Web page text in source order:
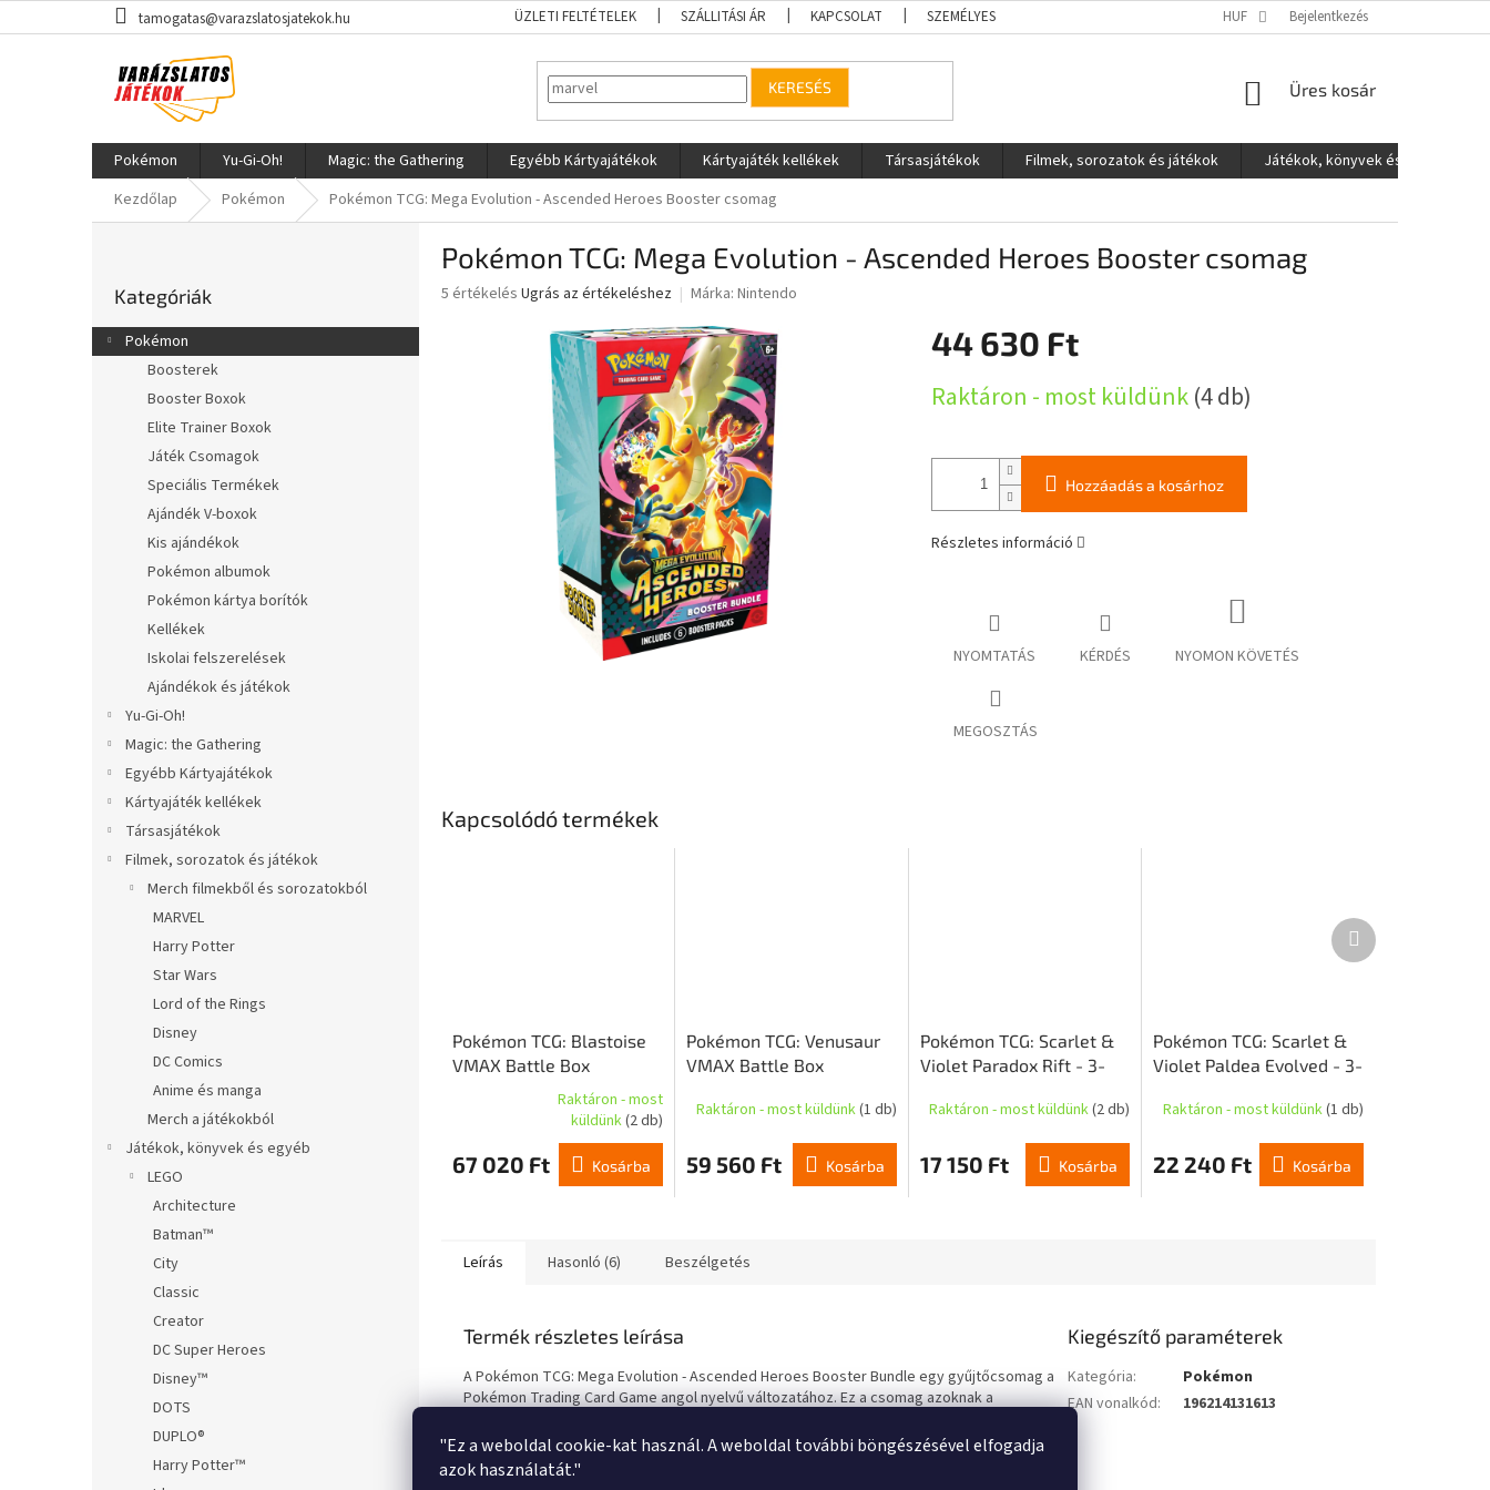
"Ez a weboldal cookie-kat használ. A weboldal további böngészésével elfogadja
azok használatát."
a
tamogatas@varazslatosjatekok.hu ÜZLETI FELTÉTELEK SZÁLLITÁSI ÁR KAPCSOLAT SZEMÉLYES ADATOK VÉDELME HUF Bejelentkezés
KERESÉS KOSÁR
Üres kosár
Pokémon Yu-Gi-Oh! Magic: the Gathering Egyébb Kártyajátékok Kártyajáték kellékek Társasjátékok Filmek, sorozatok és játékok
Játékok, könyvek és egyéb
Kezdőlap
Pokémon Pokémon TCG: Mega Evolution - Ascended Heroes Booster csomag
l
s
átugrása
Kategóriák
Pokémon
Boosterek
Booster Boxok
Elite Trainer Boxok
Játék Csomagok
Speciális Termékek
Ajándék V-boxok
Kis ajándékok
Pokémon albumok
Pokémon kártya borítók
Kellékek
Iskolai felszerelések
Ajándékok és játékok
Yu-Gi-Oh!
Magic: the Gathering
Egyébb Kártyajátékok
Kártyajáték kellékek
Társasjátékok
Filmek, sorozatok és játékok
Merch filmekből és sorozatokból
MARVEL
Harry Potter
Star Wars
Lord of the Rings
Disney
DC Comics
Anime és manga
Merch a játékokból
Játékok, könyvek és egyéb
LEGO
Architecture
Batman™
City
Classic
Creator
DC Super Heroes
Disney™
DOTS
DUPLO®
Harry Potter™
Pokémon TCG: Mega Evolution - Ascended Heroes Booster csomag
A
5 értékelés Ugrás az értékeléshez Márka: Nintendo
44 630 Ft
Raktáron - most küldünk(4 db)
Hozzáadás a kosárhoz
Részletes információ
NYOMTATÁS KÉRDÉS NYOMON KÖVETÉS
MEGOSZTÁS
Kapcsolódó termékek
Pokémon TCG: Blastoise
VMAX Battle Box
átlagos
értékelése
csillag.
Raktáron - most
küldünk(2 db)
67 020 Ft Kosárba
Pokémon TCG: Venusaur
VMAX Battle Box
Raktáron - most küldünk(1 db)
59 560 Ft Kosárba
Pokémon TCG: Scarlet &
Violet Paradox Rift - 3-
(EN)
Raktáron - most küldünk(2 db)
17 150 Ft Kosárba
Pokémon TCG: Scarlet &
Violet Paldea Evolved - 3-
Raktáron - most küldünk(1 db)
22 240 Ft Kosárba
Következő
termék
Leírás Hasonló (6) Beszélgetés
Termék részletes leírása
A Pokémon TCG: Mega Evolution - Ascended Heroes Booster Bundle egy gyűjtőcsomag a
Pokémon Trading Card Game angol nyelvű változatához. Ez a csomag azoknak a
gyűjteményüket az Ascended Heroes kiadású kártyákkal. A csomag 6 booster csomagot
tartalmaz a Mega Evolution - Ascended Heroes sorozatból, mindegyik booster 10
véletlenszerűen megkevert kártyát és 1 Pokémon TCG Live kódkártyát tartalmaz. A
Kiegészítő paraméterek
Kategória:
Pokémon
EAN vonalkód: 196214131613